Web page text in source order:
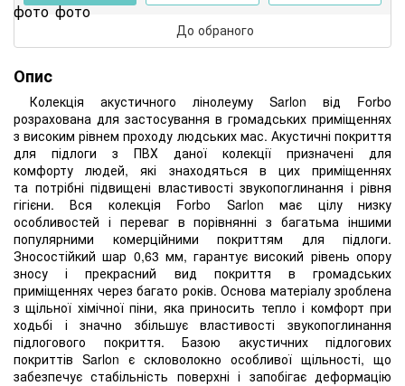
До обраного
Опис
Колекція акустичного лінолеуму Sarlon від Forbo
розрахована для застосування в громадських приміщеннях
з високим рівнем проходу людських мас. Акустичні покриття
для підлоги з ПВХ даної колекції призначені для
комфорту людей, які знаходяться в цих приміщеннях
та потрібні підвищені властивості звукопоглинання і рівня
гігієни. Вся колекція Forbo Sarlon має цілу низку
особливостей і переваг в порівнянні з багатьма іншими
популярними комерційними покриттям для підлоги.
Зносостійкий шар 0,63 мм, гарантує високий рівень опору
зносу і прекрасний вид покриття в громадських
приміщеннях через багато років. Основа матеріалу зроблена
з щільної хімічної піни, яка приносить тепло і комфорт при
ходьбі і значно збільшує властивості звукопоглинання
підлогового покриття. Базою акустичних підлогових
покриттів Sarlon є скловолокно особливої ​​щільності, що
забезпечує стабільність поверхні і запобігає деформацію